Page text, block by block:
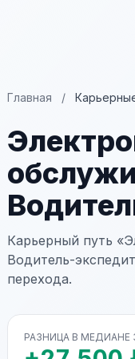
Главная /
Карьерный путь
Водитель-
перехода.
РАЗНИЦА В МЕДИАНЕ